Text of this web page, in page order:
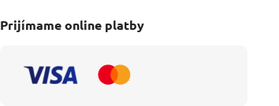
Prijímame online platby